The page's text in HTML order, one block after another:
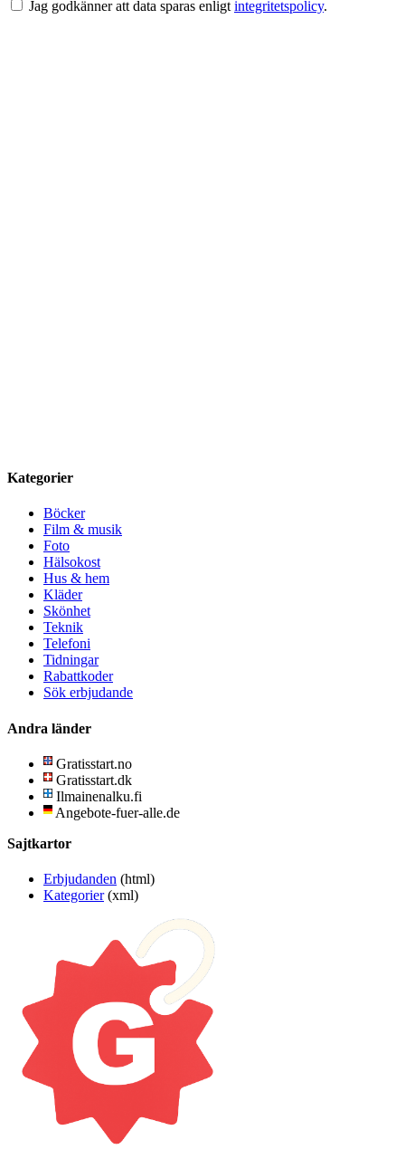
Jag godkänner att data sparas enligt integritetspolicy.
Kategorier
Böcker
Film & musik
Foto
Hälsokost
Hus & hem
Kläder
Skönhet
Teknik
Telefoni
Tidningar
Rabattkoder
Sök erbjudande
Andra länder
Gratisstart.no
Gratisstart.dk
Ilmainenalku.fi
Angebote-fuer-alle.de
Sajtkartor
Erbjudanden (html)
Kategorier(xml)